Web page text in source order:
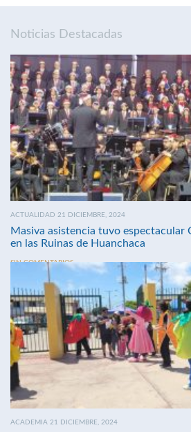
Noticias Destacadas
ACTUALIDAD 21 DICIEMBRE, 2024
Masiva asistencia tuvo espectacular
en las Ruinas de Huanchaca
SIN COMENTARIOS
ACADEMIA 21 DICIEMBRE, 2024